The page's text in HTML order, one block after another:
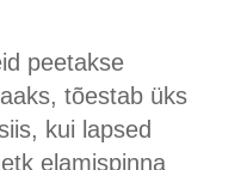
peetakse
tõestab üks
kui lapsed
elamispinna